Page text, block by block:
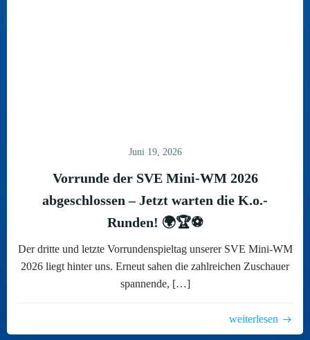
Juni 19, 2026
Vorrunde der SVE Mini-WM 2026
abgeschlossen – Jetzt warten die K.o.-
Runden! 🌍🏆⚽
Der dritte und letzte Vorrundenspieltag unserer SVE Mini-WM
2026 liegt hinter uns. Erneut sahen die zahlreichen Zuschauer
spannende, […]
weiterlesen